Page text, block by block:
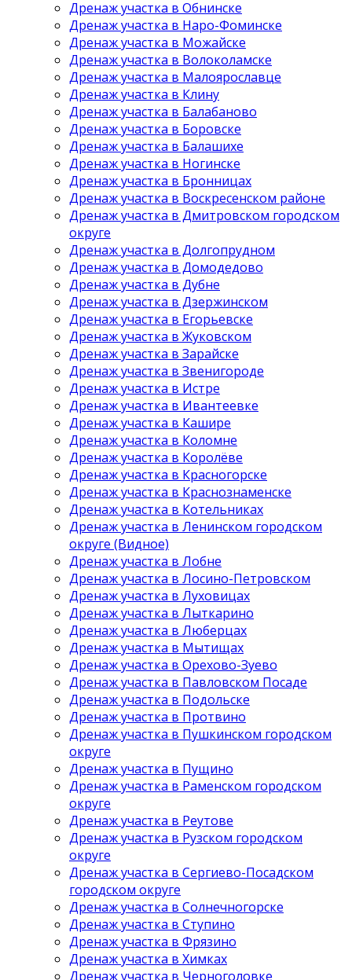
Дренаж участка в Обнинске
Дренаж участка в Наро-Фоминске
Дренаж участка в Можайске
Дренаж участка в Волоколамске
Дренаж участка в Малоярославце
Дренаж участка в Клину
Дренаж участка в Балабаново
Дренаж участка в Боровске
Дренаж участка в Балашихе
Дренаж участка в Ногинске
Дренаж участка в Бронницах
Дренаж участка в Воскресенском районе
Дренаж участка в Дмитровском городском
округе
Дренаж участка в Долгопрудном
Дренаж участка в Домодедово
Дренаж участка в Дубне
Дренаж участка в Дзержинском
Дренаж участка в Егорьевске
Дренаж участка в Жуковском
Дренаж участка в Зарайске
Дренаж участка в Звенигороде
Дренаж участка в Истре
Дренаж участка в Ивантеевке
Дренаж участка в Кашире
Дренаж участка в Коломне
Дренаж участка в Королёве
Дренаж участка в Красногорске
Дренаж участка в Краснознаменске
Дренаж участка в Котельниках
Дренаж участка в Ленинском городском
округе (Видное)
Дренаж участка в Лобне
Дренаж участка в Лосино-Петровском
Дренаж участка в Луховицах
Дренаж участка в Лыткарино
Дренаж участка в Люберцах
Дренаж участка в Мытищах
Дренаж участка в Орехово-Зуево
Дренаж участка в Павловском Посаде
Дренаж участка в Подольске
Дренаж участка в Протвино
Дренаж участка в Пушкинском городском
округе
Дренаж участка в Пущино
Дренаж участка в Раменском городском
округе
Дренаж участка в Реутове
Дренаж участка в Рузском городском
округе
Дренаж участка в Сергиево-Посадском
городском округе
Дренаж участка в Солнечногорске
Дренаж участка в Ступино
Дренаж участка в Фрязино
Дренаж участка в Химках
Дренаж участка в Черноголовке